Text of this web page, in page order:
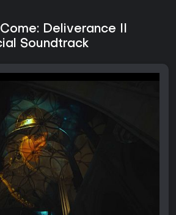
Deliverance II
Soundtrack